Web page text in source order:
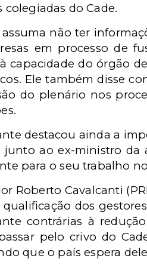
colegiadas do Cade.
assuma não ter
em processo de
capacidade do órgão
Ele também disse
do plenário nos
destacou ainda a
junto ao ex-ministro da
para o seu trabalho
Roberto Cavalcanti
dos
contrárias à
pelo crivo do
que o país espera